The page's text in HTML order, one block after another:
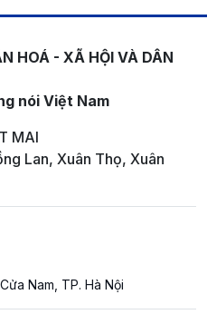
HOÁ - XÃ HỘI VÀ DÂN
nói Việt Nam
MAI
Lan, Xuân Thọ, Xuân
Nam, TP. Hà Nội